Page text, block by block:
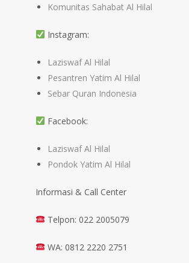
Komunitas Sahabat Al Hilal
Instagram:
Laziswaf Al Hilal
Pesantren Yatim Al Hilal
Sebar Quran Indonesia
Facebook:
Laziswaf Al Hilal
Pondok Yatim Al Hilal
Informasi & Call Center
Telpon: 022 2005079
WA: 0812 2220 2751